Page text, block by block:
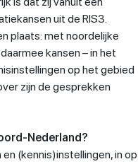
uit de RIS3.
plaats: met noordelijke
kansen – in het
op het gebied
zijn de gesprekken
Nederland?
(kennis)instellingen, in op